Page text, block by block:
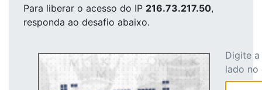
Para liberar o acesso do IP 216.73.217.50,
responda ao desafio abaixo.
Digite
lado no